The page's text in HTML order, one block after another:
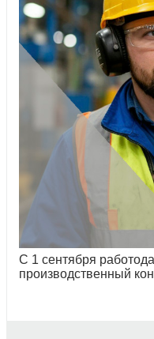
С 1 сентября
производственный